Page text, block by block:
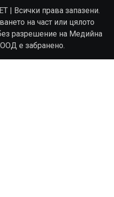
| Всички права запазени.
на част или цялото
разрешение на Медийна
е забранено.